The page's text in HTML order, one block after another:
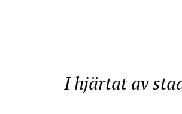
I hjärtat av